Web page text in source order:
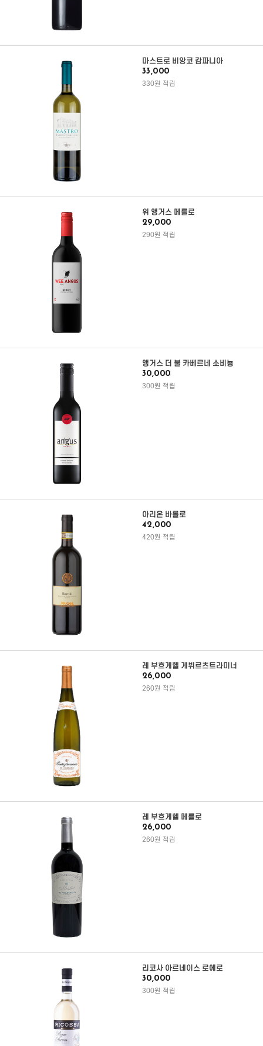
마스트로 비앙코 캄파니아
33,000
330원 적립
위 앵거스 메를로
29,000
290원 적립
앵거스 더 불 카베르네 소비뇽
30,000
300원 적립
아리온 바롤로
42,000
420원 적립
레 부흐게헬 게뷔르츠트라미너
26,000
260원 적립
레 부흐게헬 메를로
26,000
260원 적립
리코사 아르네이스 로에로
30,000
300원 적립